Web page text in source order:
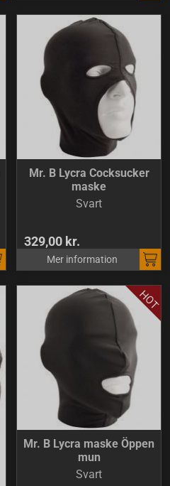
Mr. B Lycra Cocksucker
maske
Svart
329,00 kr.
Mer information
Mr. B Lycra maske Öppen
mun
Svart